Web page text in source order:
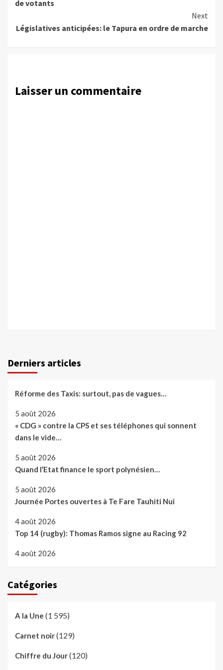
de votants
Next
Législatives anticipées: le Tapura en ordre de marche
Laisser un commentaire
Derniers articles
Réforme des Taxis: surtout, pas de vagues…
5 août 2026
« CDG » contre la CPS et ses téléphones qui sonnent
dans le vide…
5 août 2026
Quand l’Etat finance le sport polynésien…
5 août 2026
Journée Portes ouvertes à Te Fare Tauhiti Nui
4 août 2026
Top 14 (rugby): Thomas Ramos signe au Racing 92
4 août 2026
Catégories
A la Une (1 595)
Carnet noir(129)
Chiffre du Jour(120)